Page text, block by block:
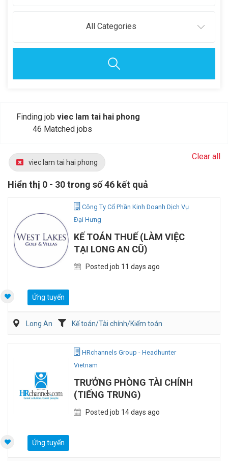
All Categories
Finding job viec lam tai hai phong
46 Matched jobs
viec lam tai hai phong
Clear all
Hiển thị 0 - 30 trong số 46 kết quả
Công Ty Cổ Phần Kinh Doanh Dịch Vụ
Đại Hưng
KẾ TOÁN THUẾ (LÀM VIỆC
TẠI LONG AN CŨ)
Posted job 11 days ago
Ứng tuyển
Long An Kế toán/Tài chính/Kiểm toán
HRchannels Group - Headhunter
Vietnam
TRƯỞNG PHÒNG TÀI CHÍNH
(TIẾNG TRUNG)
Posted job 14 days ago
Ứng tuyển